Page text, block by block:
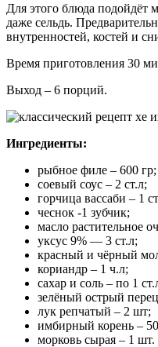
Для этого блюда подойдёт
даже сельдь.
внутренностей, костей и
Время приготовления 30
Выход – 6 порций.
Ингредиенты:
рыбное филе – 600 гр;
соевый соус – 2 ст.л;
горчица вассаби – 1
чеснок -1 зубчик;
масло растительное
уксус 9% — 3 ст.л;
красный и чёрный
кориандр – 1 ч.л;
сахар и соль – по 1
зелёный острый
лук репчатый – 2 шт;
имбирный корень –
морковь сырая – 1 шт.